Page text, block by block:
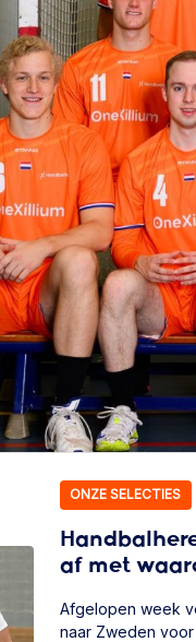
ONZE SELECTIES
af met
Afgelopen week
naar Zweden